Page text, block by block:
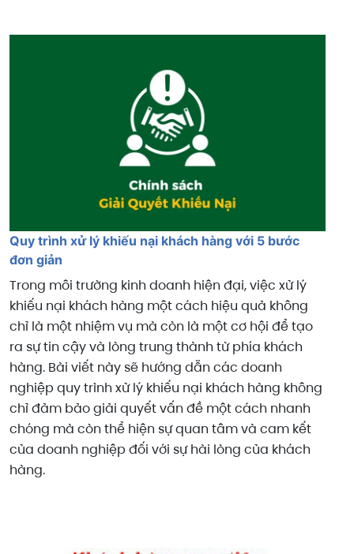
Quy trình xử lý khiếu nại khách hàng với 5 bước
đơn giản
Trong môi trường kinh doanh hiện đại, việc xử lý
khiếu nại khách hàng một cách hiệu quả không
chỉ là một nhiệm vụ mà còn là một cơ hội để tạo
ra sự tin cậy và lòng trung thành từ phía khách
hàng. Bài viết này sẽ hướng dẫn các doanh
nghiệp quy trình xử lý khiếu nại khách hàng không
chỉ đảm bảo giải quyết vấn đề một cách nhanh
chóng mà còn thể hiện sự quan tâm và cam kết
của doanh nghiệp đối với sự hài lòng của khách
hàng.